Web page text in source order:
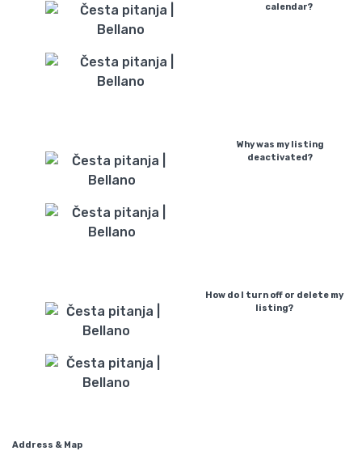
calendar?
Why was my listing
deactivated?
How do I turn off or delete my
listing?
Address & Map